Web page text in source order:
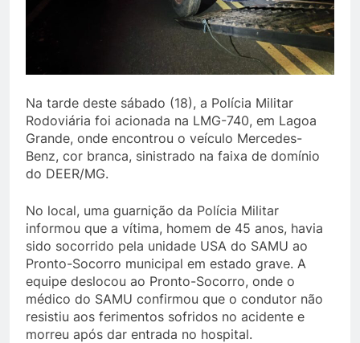
Na tarde deste sábado (18), a Polícia Militar
Rodoviária foi acionada na LMG-740, em Lagoa
Grande, onde encontrou o veículo Mercedes-
Benz, cor branca, sinistrado na faixa de domínio
do DEER/MG.
No local, uma guarnição da Polícia Militar
informou que a vítima, homem de 45 anos, havia
sido socorrido pela unidade USA do SAMU ao
Pronto-Socorro municipal em estado grave. A
equipe deslocou ao Pronto-Socorro, onde o
médico do SAMU confirmou que o condutor não
resistiu aos ferimentos sofridos no acidente e
morreu após dar entrada no hospital.